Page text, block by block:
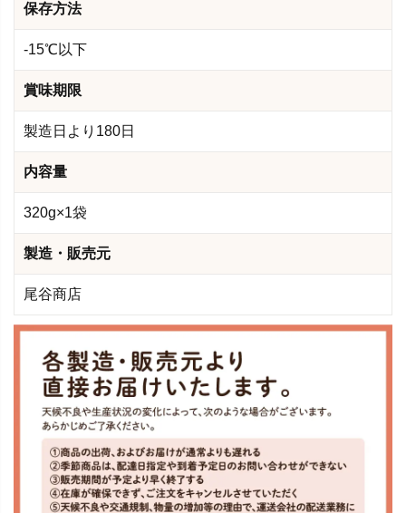
保存方法
-15℃以下
賞味期限
製造日より180日
内容量
320g×1袋
製造・販売元
尾谷商店